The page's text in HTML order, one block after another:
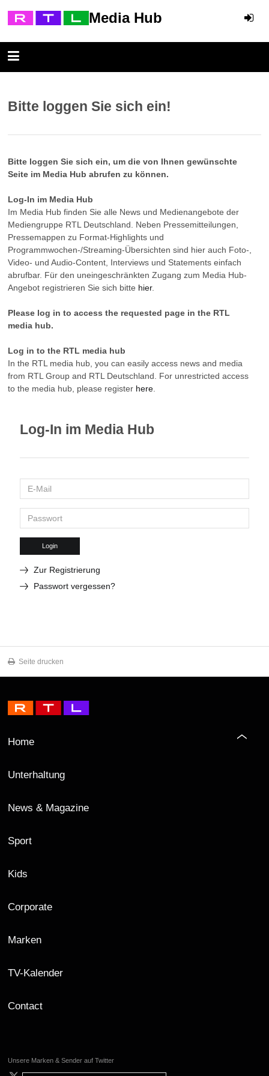
Media Hub
Bitte loggen Sie sich ein!
Bitte loggen Sie sich ein, um die von Ihnen gewünschte
Seite im Media Hub abrufen zu können.
Log-In im Media Hub
Im Media Hub finden Sie alle News und Medienangebote der
Mediengruppe RTL Deutschland. Neben Pressemitteilungen,
Pressemappen zu Format-Highlights und
Programmwochen-/Streaming-Übersichten sind hier auch Foto-,
Video- und Audio-Content, Interviews und Statements einfach
abrufbar. Für den uneingeschränkten Zugang zum Media Hub-
Angebot registrieren Sie sich bitte hier.
Please log in to access the requested page in the RTL
media hub.
Log in to the RTL media hub
In the RTL media hub, you can easily access news and media
from RTL Group and RTL Deutschland. For unrestricted access
to the media hub, please register here
Log-In im Media Hub
Login
Zur Registrierung
Passwort vergessen?
Seite drucken
Home
Unterhaltung
News & Magazine
Sport
Kids
Corporate
Marken
TV-Kalender
Contact
Unsere Marken & Sender auf Twitter